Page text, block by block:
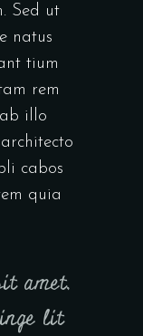
Sed ut
natus
tium
rem
illo
cabos
quia
amet,
lit